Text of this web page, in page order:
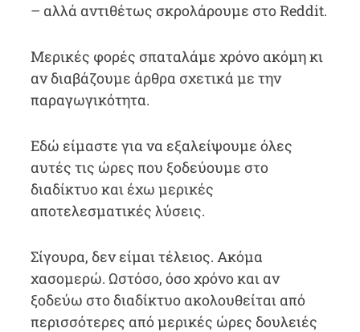
– αλλά αντιθέτως σκρολάρουμε στο Reddit.
Μερικές φορές σπαταλάμε χρόνο ακόμη κι
αν διαβάζουμε άρθρα σχετικά με την
παραγωγικότητα.
Εδώ είμαστε για να εξαλείψουμε όλες
αυτές τις ώρες που ξοδεύουμε στο
διαδίκτυο και έχω μερικές
αποτελεσματικές λύσεις.
Σίγουρα, δεν είμαι τέλειος. Ακόμα
χασομερώ. Ωστόσο, όσο χρόνο και αν
ξοδεύω στο διαδίκτυο ακολουθείται από
περισσότερες από μερικές ώρες δουλειές